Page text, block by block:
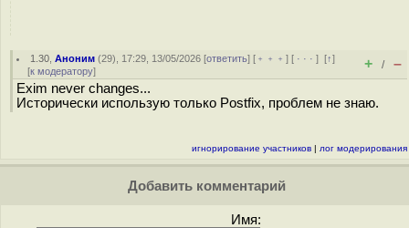
1.30 ,Аноним (29), 17:29, 13/05/2026 [ответить] [ ﹢﹢﹢] [ · · ·][↑]
[к модератору] + / –
Exim never changes...
Исторически использую только Postfix, проблем не знаю.
игнорирование участников | лог модерирования
Добавить комментарий
Имя: